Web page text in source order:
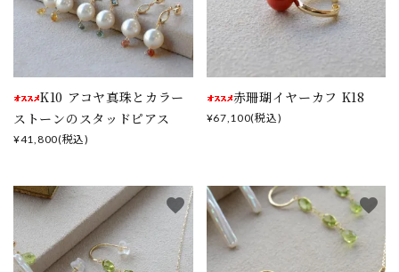
K10 アコヤ真珠とカラー
ストーンのスタッドピアス
¥41,800(税込)
赤珊瑚イヤーカフ K18
¥67,100(税込)
favorite favorite